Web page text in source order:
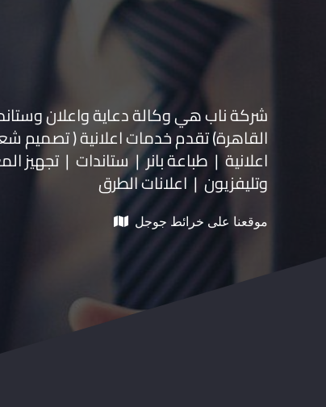
شركة ناب هي وكالة دعاية واعلان و
القاهرة) تقدم خدمات اعلانية (
اعلانية | طباعة بانر | ستاندات | تجهيز
وتليفزيون | اعلانات الطرق
موقعنا على خرائط جوجل